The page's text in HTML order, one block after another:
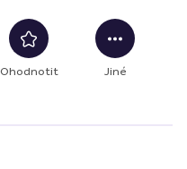
Ohodnotit Jiné